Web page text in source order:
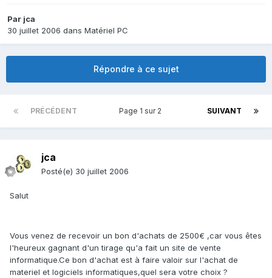
Par jca
30 juillet 2006 dans Matériel PC
Répondre à ce sujet
PRÉCÉDENT SUIVANT
Page 1 sur 2
jca
Posté(e) 30 juillet 2006
Salut
Vous venez de recevoir un bon d'achats de 2500€ ,car vous êtes
l'heureux gagnant d'un tirage qu'a fait un site de vente
informatique.Ce bon d'achat est à faire valoir sur l'achat de
materiel et logiciels informatiques,quel sera votre choix ?